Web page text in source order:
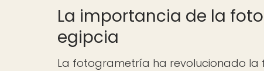
La importancia de la
egipcia
La fotogrametría ha revolucionado la